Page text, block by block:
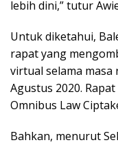
lebih dini,” tutur
Untuk diketahui,
rapat yang
virtual selama masa
Agustus 2020.
Omnibus Law
Bahkan, menurut